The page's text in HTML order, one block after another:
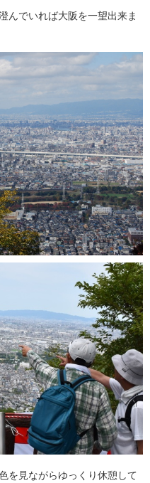
んでいれば大阪を一望出来ま
を見ながらゆっくり休憩して